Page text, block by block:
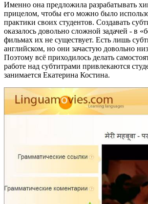
Именно она предложила разрабатывать
прицелом, чтобы его можно было
практики своих студентов. Создавать
оказалось довольно сложной задачей - в
фильмах их не существует. Есть лишь
английском, но они зачастую довольно
Поэтому всё приходилось делать
работе над субтитрами привлекаются
занимается Екатерина Костина.